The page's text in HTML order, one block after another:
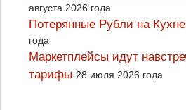
августа 2026 года
Потерянные Рубли на
года
Маркетплейсы идут
тарифы 28 июля 2026 года